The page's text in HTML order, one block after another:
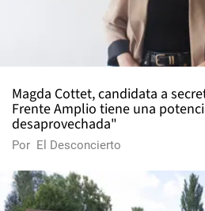
Magda Cottet, candidata a
Frente Amplio tiene una
desaprovechada"
Por El Desconcierto